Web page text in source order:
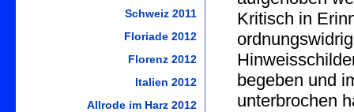
Kritisch in
begeben und
unterbrochen
Schweiz 2011
Floriade 2012
Florenz 2012
Italien 2012
Allrode im Harz 2012